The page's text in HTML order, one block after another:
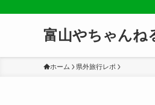
富山やちゃんね
ホーム 県外旅行レポ